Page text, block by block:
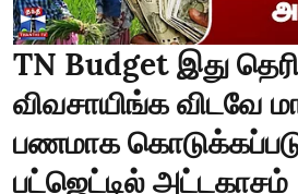
TN Budget இது
விவசாயிங்க விடவே
பணமாக
பட்ஜெட்டில் அட்டகாசம்